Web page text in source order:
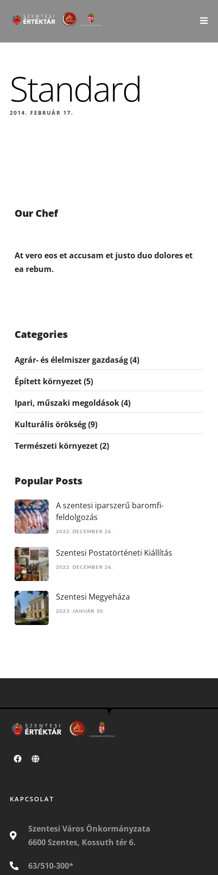
Standard
2014. FEBRUÁR 17.
Our Chef
At vero eos et accusam et justo duo dolores et
ea rebum.
Categories
Agrár- és élelmiszer gazdaság(4)
Épített környezet(5)
Ipari, műszaki megoldások(4)
Kulturális örökség(9)
Természeti környezet(2)
Popular Posts
A szentesi iparszerű baromfi-
feldolgozás
2022. DECEMBER 26.
Szentesi Postatörténeti Kiállítás
2022. DECEMBER 26.
Szentesi Megyeháza
2023. JANUÁR 30.
KAPCSOLAT
Szentesi Város Önkormányzata
6600 Szentes, Kossuth tér 6.
63/510-300*